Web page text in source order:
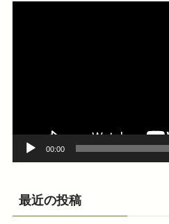
00:00
最近の投稿